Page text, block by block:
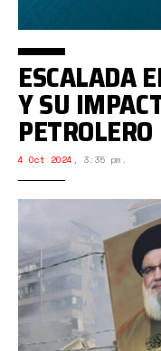
ESCALADA
Y SU
PETROLERO
4 Oct 2024 , 3:35 pm.